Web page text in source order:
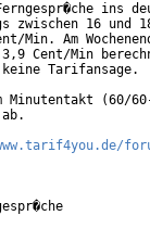
ins
zwischen 16 und
Am
Cent/Min
Tarifansage.
Minutentakt (60/
ab.